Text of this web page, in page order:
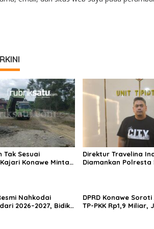
Tak Sesuai
Konawe Minta
Direktur Travelina
Diamankan Polresta
Nahkodai
2026–2027, Bidik
DPRD Konawe
TP-PKK Rp1,9 Miliar,